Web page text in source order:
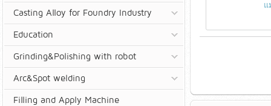
แ
Casting Alloy for Foundry Industry
Education
Grinding&Polishing with robot
Arc&Spot welding
Filling and Apply Machine